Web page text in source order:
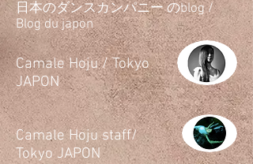
日本のダンスカンパニー のblog /
Blog du japon
​Camale Hoju / Tokyo
JAPON
​Camale Hoju staff/
Tokyo JAPON